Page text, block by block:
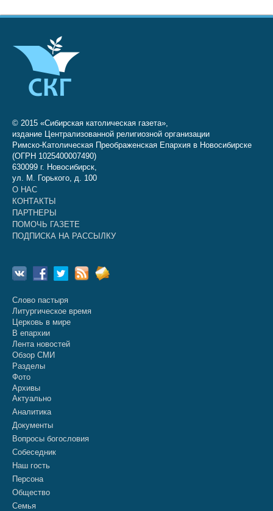
© 2015 «Сибирская католическая газета»,
издание Централизованной религиозной организации
Римско-Католическая Преображенская Епархия в Новосибирске
(ОГРН 1025400007490)
630099 г. Новосибирск,
ул. М. Горького, д. 100
О НАС
КОНТАКТЫ
ПАРТНЕРЫ
ПОМОЧЬ ГАЗЕТЕ
ПОДПИСКА НА РАССЫЛКУ
Слово пастыря
Литургическое время
Церковь в мире
В епархии
Лента новостей
Обзор СМИ
Разделы
Фото
Архивы
Актуально
Аналитика
Документы
Вопросы богословия
Собеседник
Наш гость
Персона
Общество
Семья